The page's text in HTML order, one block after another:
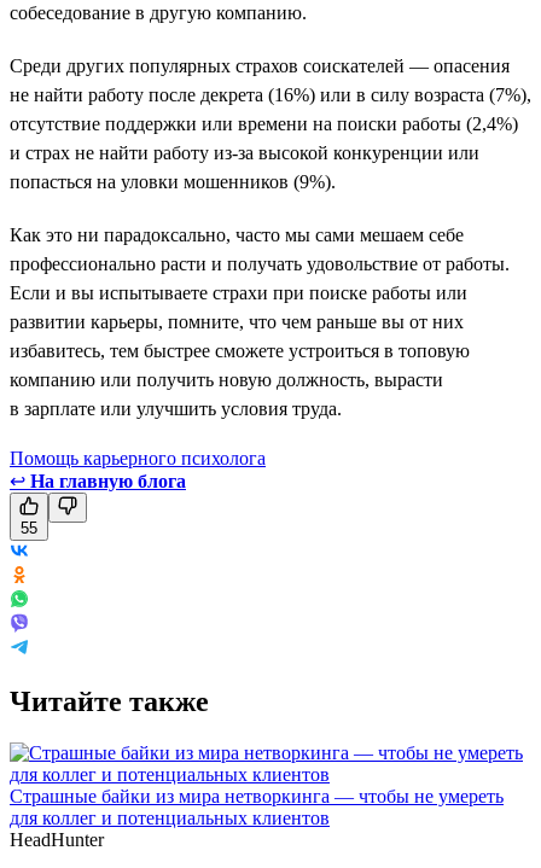
собеседование в другую компанию.
Среди других популярных страхов соискателей — опасения
не найти работу после декрета (16%) или в силу возраста (7%),
отсутствие поддержки или времени на поиски работы (2,4%)
и страх не найти работу из-за высокой конкуренции или
попасться на уловки мошенников (9%).
Как это ни парадоксально, часто мы сами мешаем себе
профессионально расти и получать удовольствие от работы.
Если и вы испытываете страхи при поиске работы или
развитии карьеры, помните, что чем раньше вы от них
избавитесь, тем быстрее сможете устроиться в топовую
компанию или получить новую должность, вырасти
в зарплате или улучшить условия труда.
Помощь карьерного психолога
↩ На главную блога
55
Читайте также
Страшные байки из мира нетворкинга — чтобы не умереть
для коллег и потенциальных клиентов
HeadHunter